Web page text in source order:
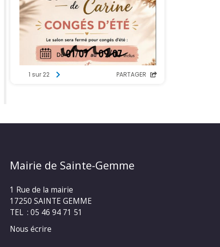
Mairie de Sainte-Gemme
1 Rue de la mairie
17250 SAINTE GEMME
TEL : 05 46 94 71 51
Nous écrire